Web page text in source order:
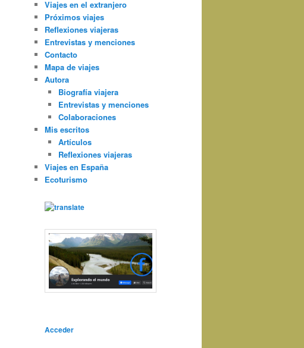
Viajes en el extranjero
Próximos viajes
Reflexiones viajeras
Entrevistas y menciones
Contacto
Mapa de viajes
Autora
Biografía viajera
Entrevistas y menciones
Colaboraciones
Mis escritos
Artículos
Reflexiones viajeras
Viajes en España
Ecoturismo
Acceder